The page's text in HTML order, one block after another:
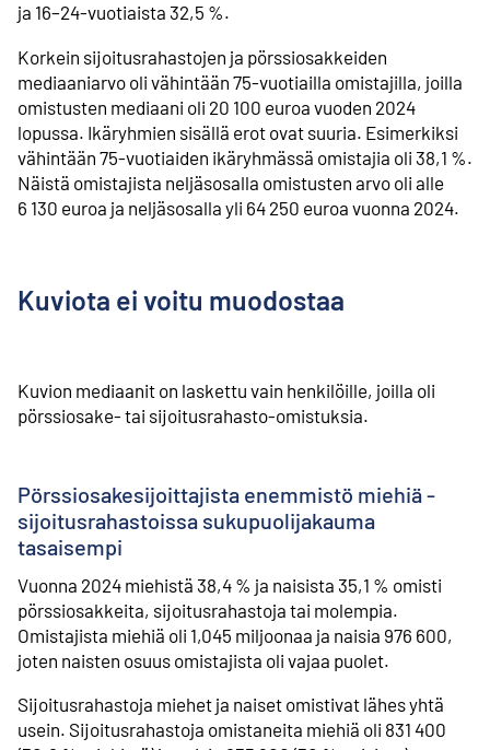
ja 16–24-vuotiaista 32,5 %.
Korkein sijoitusrahastojen ja pörssiosakkeiden
mediaaniarvo oli vähintään 75-vuotiailla omistajilla, joilla
omistusten mediaani oli 20 100 euroa vuoden 2024
lopussa. Ikäryhmien sisällä erot ovat suuria. Esimerkiksi
vähintään 75-vuotiaiden ikäryhmässä omistajia oli 38,1 %.
Näistä omistajista neljäsosalla omistusten arvo oli alle
6 130 euroa ja neljäsosalla yli 64 250 euroa vuonna 2024.
Kuviota ei voitu muodostaa
Kuvion mediaanit on laskettu vain henkilöille, joilla oli
pörssiosake- tai sijoitusrahasto-omistuksia.
Pörssiosakesijoittajista enemmistö miehiä -
sijoitusrahastoissa sukupuolijakauma
tasaisempi
Vuonna 2024 miehistä 38,4 % ja naisista 35,1 % omisti
pörssiosakkeita, sijoitusrahastoja tai molempia.
Omistajista miehiä oli 1,045 miljoonaa ja naisia 976 600,
joten naisten osuus omistajista oli vajaa puolet.
Sijoitusrahastoja miehet ja naiset omistivat lähes yhtä
usein. Sijoitusrahastoja omistaneita miehiä oli 831 400